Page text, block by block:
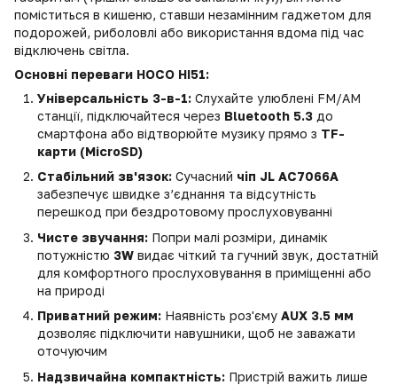
поміститься в кишеню, ставши незамінним гаджетом для
подорожей, риболовлі або використання вдома під час
відключень світла.
Основні переваги HOCO HI51:
Універсальність 3-в-1: Слухайте улюблені FM/AM
станції, підключайтеся через Bluetooth 5.3 до
смартфона або відтворюйте музику прямо з TF-
карти (MicroSD)
Стабільний зв'язок: Сучасний чіп JL AC7066A
забезпечує швидке з’єднання та відсутність
перешкод при бездротовому прослуховуванні
Чисте звучання: Попри малі розміри, динамік
потужністю 3W видає чіткий та гучний звук, достатній
для комфортного прослуховування в приміщенні або
на природі
Приватний режим: Наявність роз'єму AUX 3.5 мм
дозволяє підключити навушники, щоб не заважати
оточуючим
Надзвичайна компактність: Пристрій важить лише